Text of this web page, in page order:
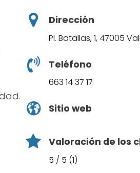
Dirección
Pl. Batallas, 1, 47005
Teléfono
663 14 37 17
Sitio web
Valoración de los
5 / 5 (1)